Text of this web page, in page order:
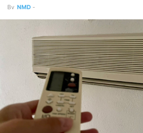
By NMD -